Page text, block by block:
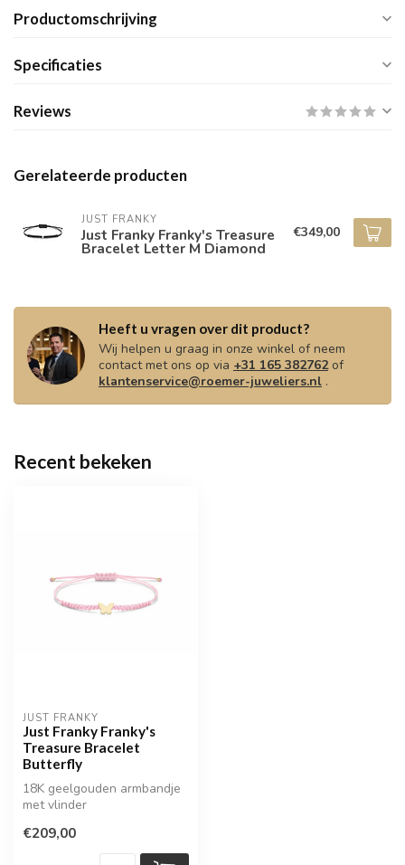
Productomschrijving
Specificaties
Reviews
Gerelateerde producten
JUST FRANKY
Just Franky Franky's Treasure
Bracelet Letter M Diamond
€349,00
Heeft u vragen over dit product?
Wij helpen u graag in onze winkel of neem
contact met ons op via +31 165 382762of
klantenservice@roemer-juweliers.nl .
Recent bekeken
JUST FRANKY
Just Franky Franky's
Treasure Bracelet
Butterfly
18K geelgouden armbandje
met vlinder
€209,00